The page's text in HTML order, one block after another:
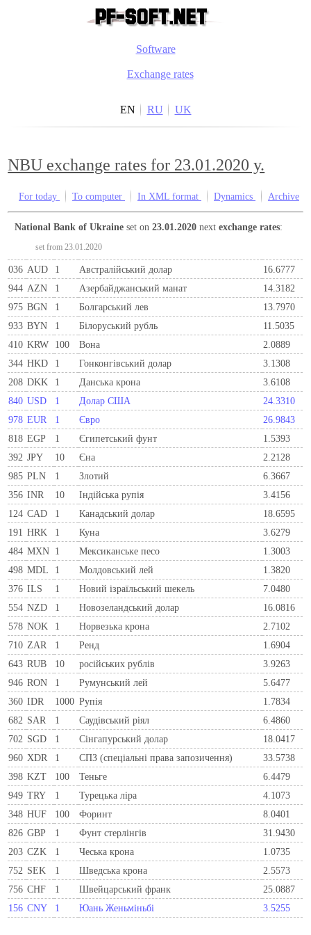
Software
Exchange rates
EN RU UK
NBU exchange rates for 23.01.2020 y.
For today To computer In XML format Dynamics Archive
National Bank of Ukraine set on23.01.2020 nextexchange rates:
set from 23.01.2020
036 AUD 1 Австралійський долар
16.6777
944 AZN 1 Азербайджанський манат
14.3182
975 BGN 1 Болгарський лев
13.7970
933 BYN 1 Бiлоруський рубль
11.5035
410 KRW 100 Вона
2.0889
344 HKD 1 Гонконгівський долар
3.1308
208 DKK 1 Данська крона
3.6108
840 USD 1 Долар США
24.3310
978 EUR 1 Євро
26.9843
818 EGP 1 Єгипетський фунт
1.5393
392 JPY 10 Єна
2.2128
985 PLN 1 Злотий
6.3667
356 INR 10 Індійська рупія
3.4156
124 CAD 1 Канадський долар
18.6595
191 HRK 1 Куна
3.6279
484 MXN 1 Мексиканське песо
1.3003
498 MDL 1 Молдовський лей
1.3820
376 ILS 1 Новий ізраїльський шекель
7.0480
554 NZD 1 Новозеландський долар
16.0816
578 NOK 1 Норвезька крона
2.7102
710 ZAR 1 Ренд
1.6904
643 RUB 10 російських рублів
3.9263
946 RON 1 Румунський лей
5.6477
360 IDR 1000 Рупія
1.7834
682 SAR 1 Саудівський ріял
6.4860
702 SGD 1 Сінгапурський долар
18.0417
960 XDR 1 СПЗ (спеціальні права запозичення)
33.5738
398 KZT 100 Теньге
6.4479
949 TRY 1 Турецька ліра
4.1073
348 HUF 100 Форинт
8.0401
826 GBP 1 Фунт стерлінгів
31.9430
203 CZK 1 Чеська крона
1.0735
752 SEK 1 Шведська крона
2.5573
756 CHF 1 Швейцарський франк
25.0887
156 CNY 1 Юань Женьміньбі 3.5255